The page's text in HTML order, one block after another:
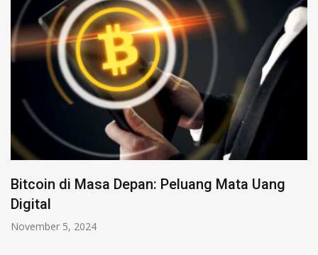
di Masa Depan: Peluang Mata Uang
5, 2024